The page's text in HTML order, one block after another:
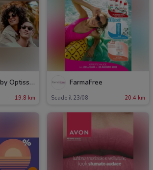
GrandVision by Optissimo
19.8 km
FarmaFree
Scade il 23/08 20.4 km